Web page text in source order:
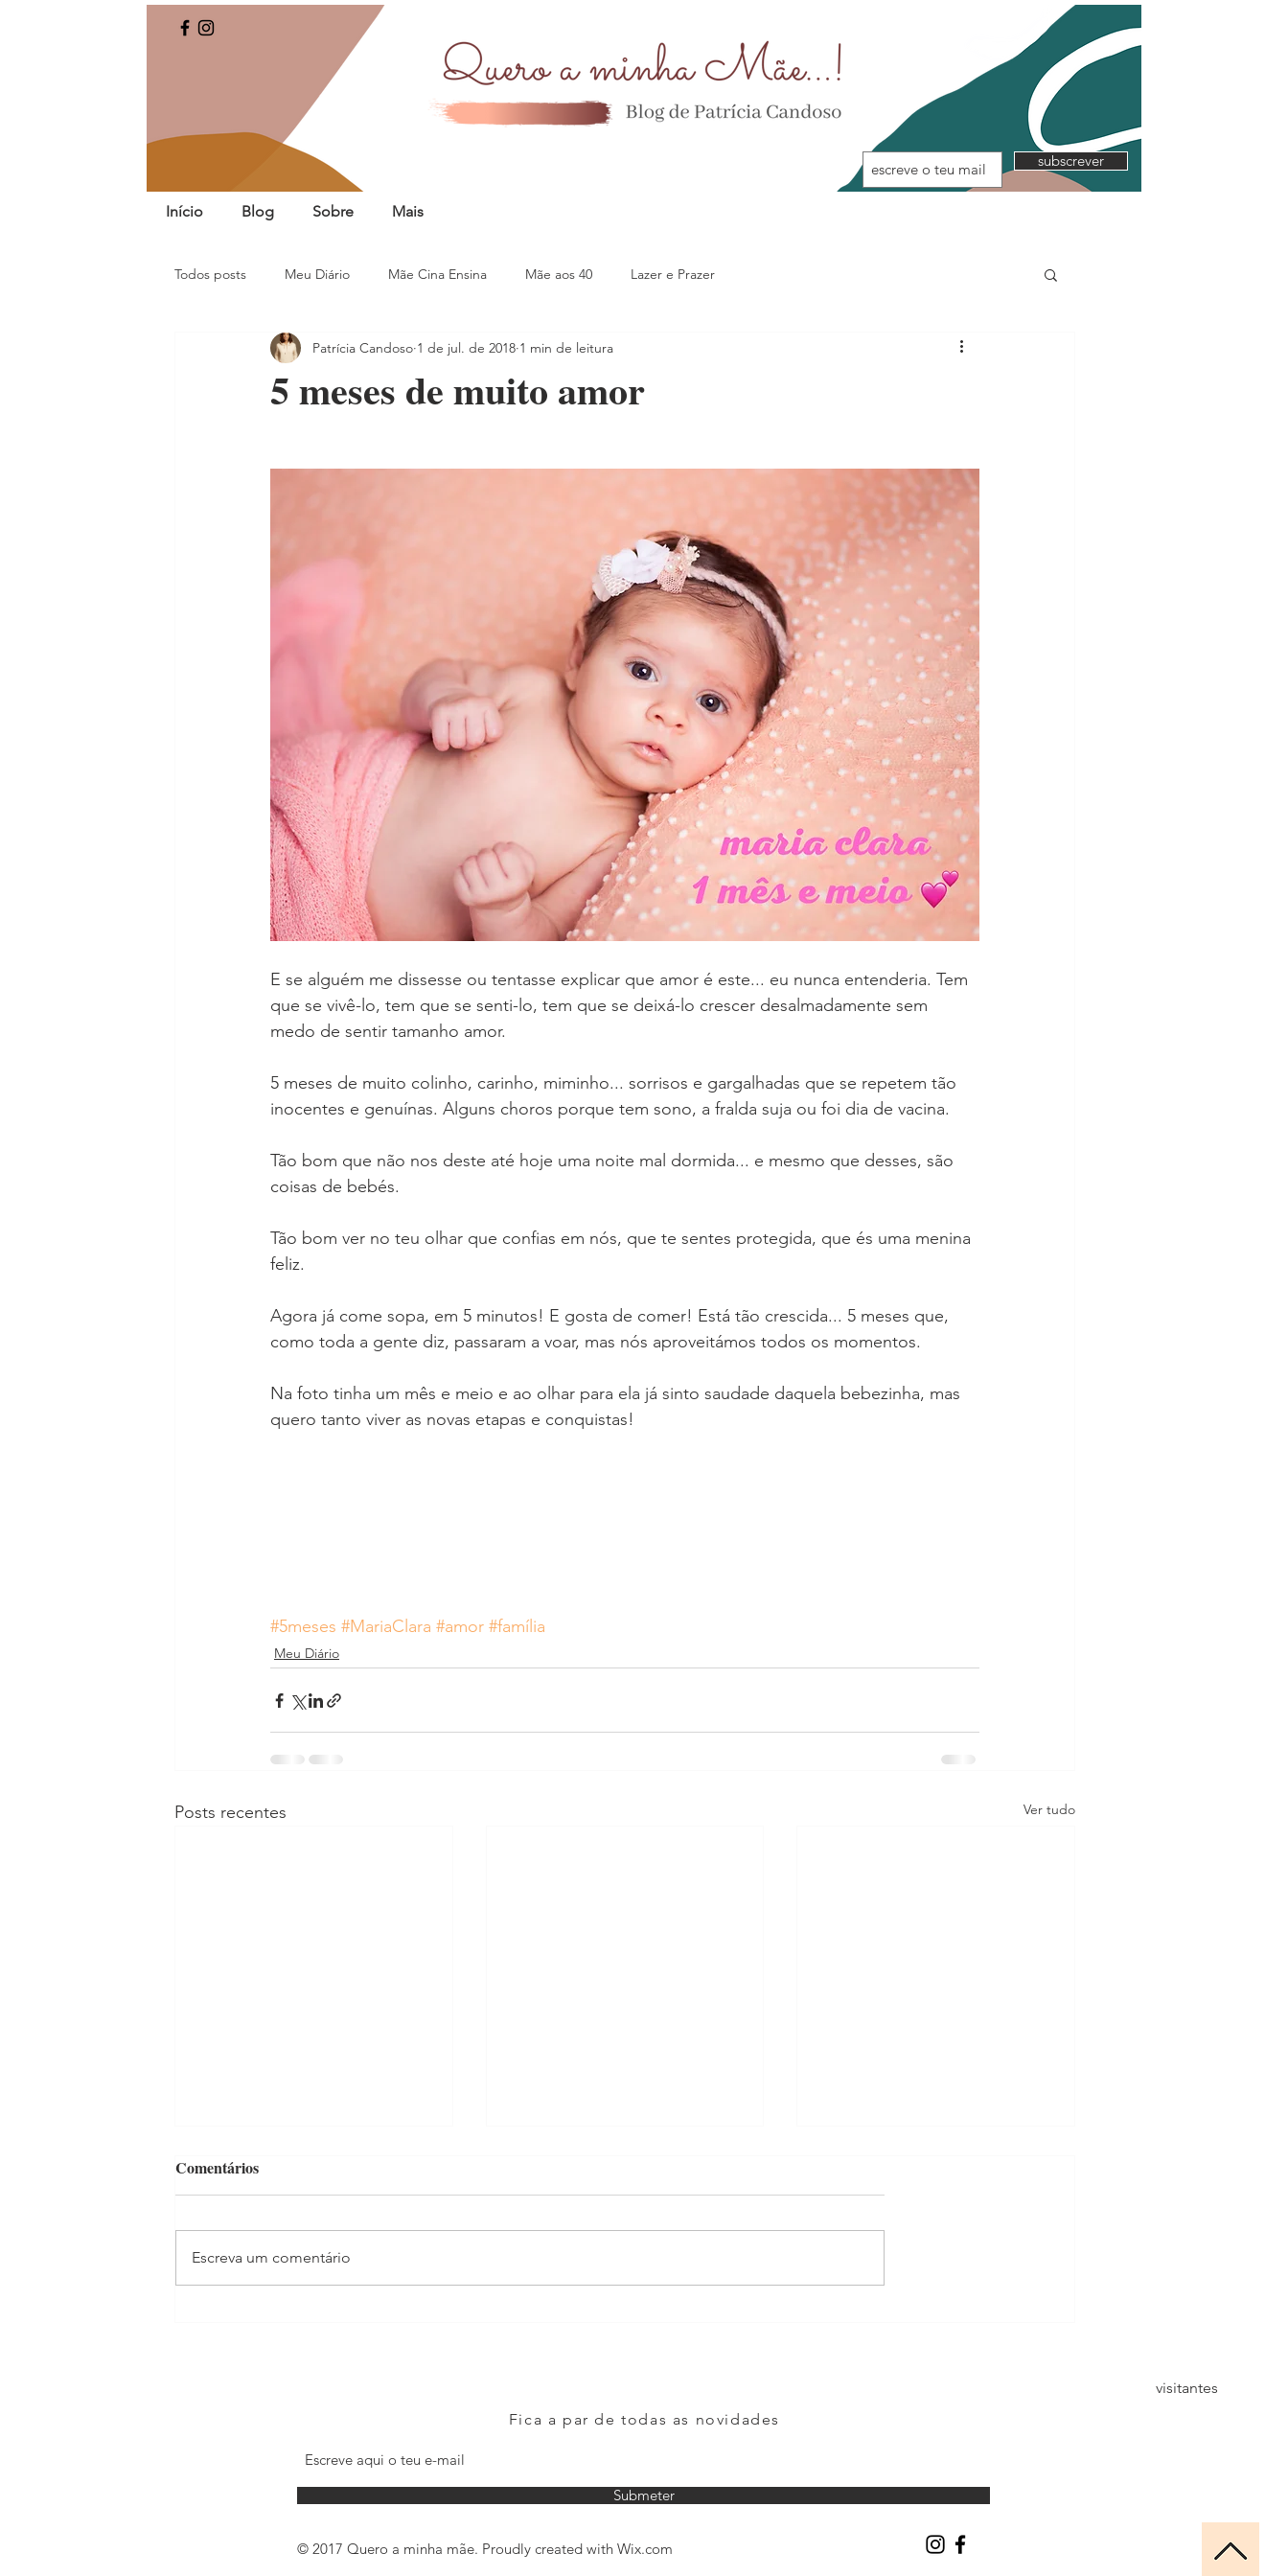
subscrever
Início Blog Sobre Mais
Todos posts Meu Diário Mãe Cina Ensina Mãe aos 40 Lazer e Prazer
5 meses de muito amor
Patrícia Candoso 1 de jul. de 2018 1 min de leitura
E se alguém me dissesse ou tentasse explicar que amor é este... eu nunca entenderia. Tem
que se vivê-lo, tem que se senti-lo, tem que se deixá-lo crescer desalmadamente sem
medo de sentir tamanho amor.
5 meses de muito colinho, carinho, miminho... sorrisos e gargalhadas que se repetem tão
inocentes e genuínas. Alguns choros porque tem sono, a fralda suja ou foi dia de vacina.
Tão bom que não nos deste até hoje uma noite mal dormida... e mesmo que desses, são
coisas de bebés.
Tão bom ver no teu olhar que confias em nós, que te sentes protegida, que és uma menina
feliz.
Agora já come sopa, em 5 minutos! E gosta de comer! Está tão crescida... 5 meses que,
como toda a gente diz, passaram a voar, mas nós aproveitámos todos os momentos.
Na foto tinha um mês e meio e ao olhar para ela já sinto saudade daquela bebezinha, mas
quero tanto viver as novas etapas e conquistas!
#5meses #MariaClara #amor #família
Meu Diário
Posts recentes Ver tudo
"Mãe Aos 40" já estreou! Mãe não está a chover!
Comentários
Escreva um comentário
visitantes
Fica a par de todas as novidades
Submeter
© 2017 Quero a minha mãe. Proudly created with Wix.com